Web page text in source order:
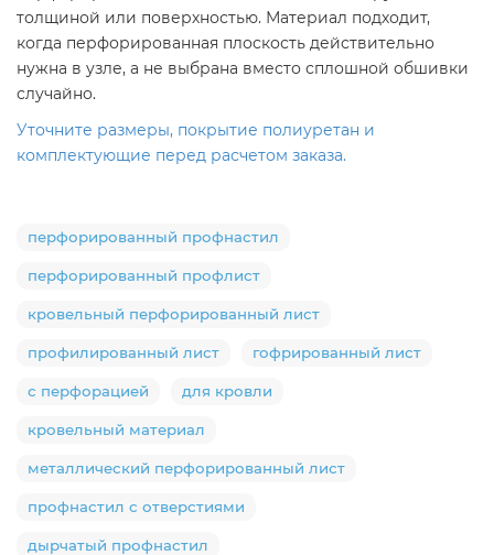
толщиной или поверхностью. Материал подходит,
когда перфорированная плоскость действительно
нужна в узле, а не выбрана вместо сплошной обшивки
случайно.
Уточните размеры, покрытие полиуретан и
комплектующие перед расчетом заказа.
перфорированный профнастил
перфорированный профлист
кровельный перфорированный лист
профилированный лист гофрированный лист
с перфорацией для кровли
кровельный материал
металлический перфорированный лист
профнастил с отверстиями
дырчатый профнастил